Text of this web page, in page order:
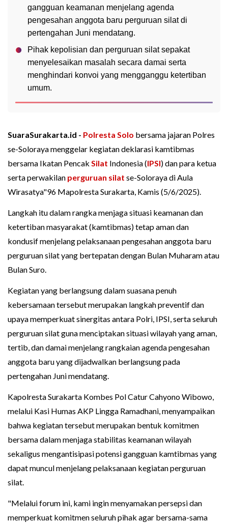
gangguan keamanan menjelang agenda
pengesahan anggota baru perguruan silat di
pertengahan Juni mendatang.
Pihak kepolisian dan perguruan silat sepakat
menyelesaikan masalah secara damai serta
menghindari konvoi yang mengganggu ketertiban
umum.
SuaraSurakarta.id - Polresta Solo bersama jajaran Polres
se-Soloraya menggelar kegiatan deklarasi kamtibmas
bersama Ikatan Pencak Silat Indonesia (IPSI) dan para ketua
serta perwakilan perguruan silat se-Soloraya di Aula
Wirasatya"96 Mapolresta Surakarta, Kamis (5/6/2025).
Langkah itu dalam rangka menjaga situasi keamanan dan
ketertiban masyarakat (kamtibmas) tetap aman dan
kondusif menjelang pelaksanaan pengesahan anggota baru
perguruan silat yang bertepatan dengan Bulan Muharam atau
Bulan Suro.
Kegiatan yang berlangsung dalam suasana penuh
kebersamaan tersebut merupakan langkah preventif dan
upaya memperkuat sinergitas antara Polri, IPSI, serta seluruh
perguruan silat guna menciptakan situasi wilayah yang aman,
tertib, dan damai menjelang rangkaian agenda pengesahan
anggota baru yang dijadwalkan berlangsung pada
pertengahan Juni mendatang.
Kapolresta Surakarta Kombes Pol Catur Cahyono Wibowo,
melalui Kasi Humas AKP Lingga Ramadhani, menyampaikan
bahwa kegiatan tersebut merupakan bentuk komitmen
bersama dalam menjaga stabilitas keamanan wilayah
sekaligus mengantisipasi potensi gangguan kamtibmas yang
dapat muncul menjelang pelaksanaan kegiatan perguruan
silat.
"Melalui forum ini, kami ingin menyamakan persepsi dan
memperkuat komitmen seluruh pihak agar bersama-sama